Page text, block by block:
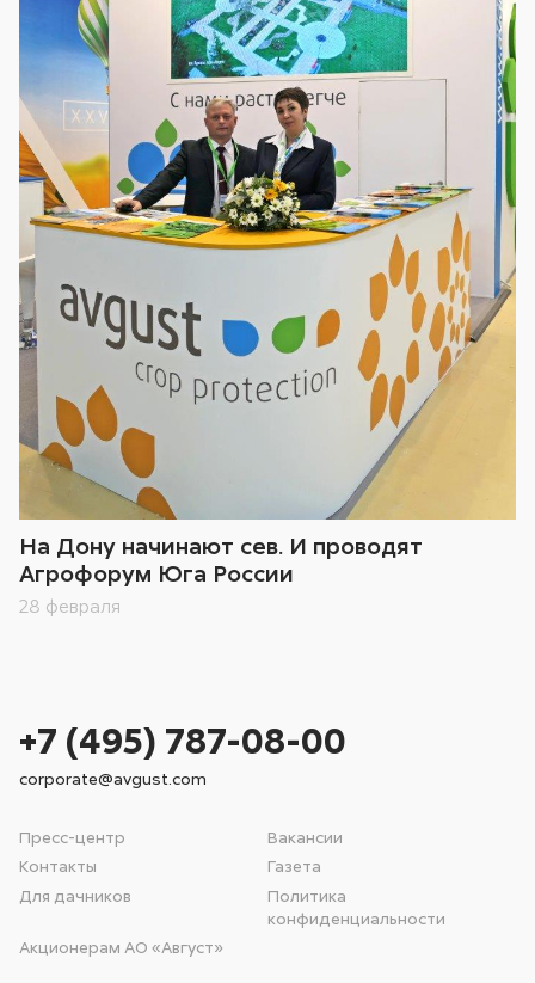
На Дону начинают сев. И проводят
Агрофорум Юга России
28 февраля
Пресс-центр
Вакансии
Контакты
Газета
Для дачников
Политика
конфиденциальности
Акционерам АО «Август»
+7 (495) 787-08-00
corporate@avgust.com